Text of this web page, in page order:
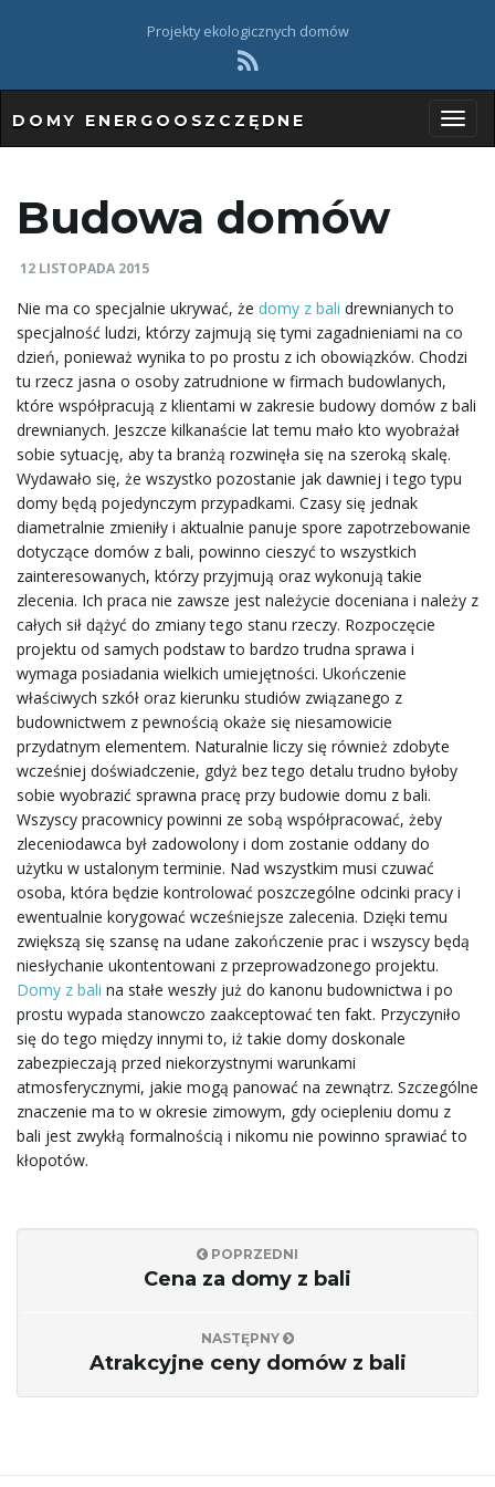
Projekty ekologicznych domów
z
e
ł
w
c
DOMY ENERGOOSZCZĘDNE
Budowa domów
12 LISTOPADA 2015
Nie ma co specjalnie ukrywać, że domy z bali drewnianych to
specjalność ludzi, którzy zajmują się tymi zagadnieniami na co
dzień, ponieważ wynika to po prostu z ich obowiązków. Chodzi
tu rzecz jasna o osoby zatrudnione w firmach budowlanych,
które współpracują z klientami w zakresie budowy domów z bali
drewnianych. Jeszcze kilkanaście lat temu mało kto wyobrażał
sobie sytuację, aby ta branżą rozwinęła się na szeroką skalę.
Wydawało się, że wszystko pozostanie jak dawniej i tego typu
domy będą pojedynczym przypadkami. Czasy się jednak
diametralnie zmieniły i aktualnie panuje spore zapotrzebowanie
dotyczące domów z bali, powinno cieszyć to wszystkich
zainteresowanych, którzy przyjmują oraz wykonują takie
zlecenia. Ich praca nie zawsze jest należycie doceniana i należy z
całych sił dążyć do zmiany tego stanu rzeczy. Rozpoczęcie
projektu od samych podstaw to bardzo trudna sprawa i
wymaga posiadania wielkich umiejętności. Ukończenie
właściwych szkół oraz kierunku studiów związanego z
budownictwem z pewnością okaże się niesamowicie
przydatnym elementem. Naturalnie liczy się również zdobyte
wcześniej doświadczenie, gdyż bez tego detalu trudno byłoby
sobie wyobrazić sprawna pracę przy budowie domu z bali.
Wszyscy pracownicy powinni ze sobą współpracować, żeby
zleceniodawca był zadowolony i dom zostanie oddany do
użytku w ustalonym terminie. Nad wszystkim musi czuwać
osoba, która będzie kontrolować poszczególne odcinki pracy i
ewentualnie korygować wcześniejsze zalecenia. Dzięki temu
zwiększą się szansę na udane zakończenie prac i wszyscy będą
niesłychanie ukontentowani z przeprowadzonego projektu.
Domy z bali na stałe weszły już do kanonu budownictwa i po
prostu wypada stanowczo zaakceptować ten fakt. Przyczyniło
się do tego między innymi to, iż takie domy doskonale
zabezpieczają przed niekorzystnymi warunkami
atmosferycznymi, jakie mogą panować na zewnątrz. Szczególne
znaczenie ma to w okresie zimowym, gdy ociepleniu domu z
bali jest zwykłą formalnością i nikomu nie powinno sprawiać to
kłopotów.
POPRZEDNI
Cena za domy z bali
NASTĘPNY
Atrakcyjne ceny domów z bali